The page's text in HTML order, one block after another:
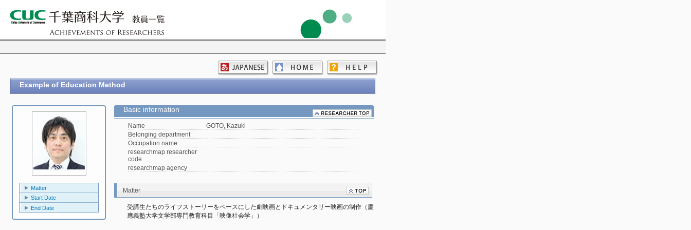
Example of Education Method
Matter
Start Date
End Date
Basic information
Name
GOTO, Kazuki
Belonging department
Occupation name
researchmap researcher
code
researchmap agency
Matter
受講生たちのライフストーリーをベースにした劇映画とドキュメンタリー映画の制作（慶
應義塾大学文学部専門教育科目「映像社会学」）